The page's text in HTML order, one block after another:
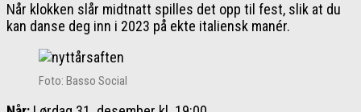
Når klokken slår midtnatt spilles det opp til fest, slik at du
kan danse deg inn i 2023 på ekte italiensk manér.
Foto: Basso Social